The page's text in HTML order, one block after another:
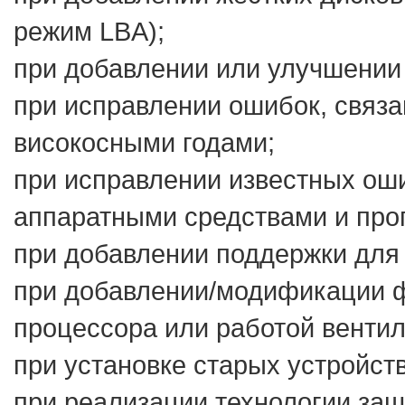
режим LBA);
при добавлении или
при исправлении ошибок,
високосными годами;
при исправлении известных
аппаратными средствами и
при добавлении поддержки
при добавлении/модификации
процессора или работой
при установке старых